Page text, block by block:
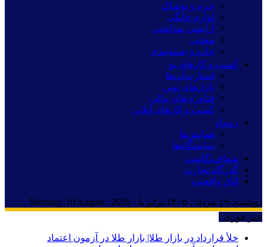
چرم و پوشاک
لوازم خانگی
آرایشی بهداشتی
معدنی
چاپ و بسته‌بندی
کسب و کارهای نو
استارت‌آپ‌ها
بازارهای نوین
فناوری‌های مالی
کسب و کارهای آنلاین
رویداد
همایش‌ها
نمایشگاه‌ها
شفاف‌نگاشت
گذرگاه تجارت
اتاق واقعیت
دوشنبه, ۱۹ مرداد , ۱۴۰۵ برابر با - Monday, 10 August , 2026
خبر فوری :
خلأ قرارداد در بازار طلا| بازار طلا در آزمون اعتماد